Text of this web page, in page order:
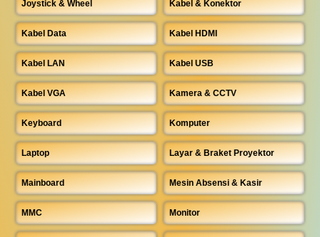
Joystick & Wheel Kabel & Konektor
Kabel Data Kabel HDMI
Kabel LAN Kabel USB
Kabel VGA Kamera & CCTV
Keyboard Komputer
Laptop Layar & Braket Proyektor
Mainboard Mesin Absensi & Kasir
MMC Monitor